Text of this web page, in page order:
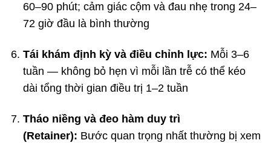
60–90 phút; cảm giác cộm và đau nhẹ trong 24–
72 giờ đầu là bình thường
Tái khám định kỳ và điều chỉnh lực: Mỗi 3–6
tuần — không bỏ hẹn vì mỗi lần trễ có thể kéo
dài tổng thời gian điều trị 1–2 tuần
Tháo niềng và đeo hàm duy trì
(Retainer): Bước quan trọng nhất thường bị xem